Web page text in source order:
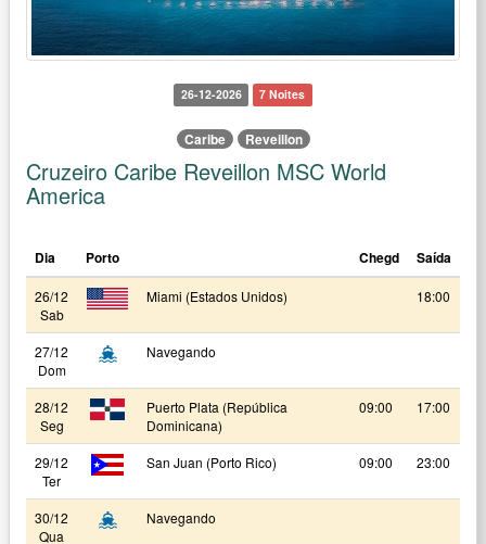
26-12-2026 7 Noites
Caribe Reveillon
Cruzeiro Caribe Reveillon MSC World
America
Dia Porto Chegd Saída
26/12
Sab
Miami (Estados Unidos) 18:00
27/12
Dom
Navegando
28/12
Seg
Puerto Plata (República
Dominicana)
09:00 17:00
29/12
Ter
San Juan (Porto Rico) 09:00 23:00
30/12
Qua
Navegando